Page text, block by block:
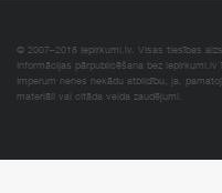
© 2007–2018 Iepirkumi.lv. Visas tiesības
Informācijas pārpublicēšana bez
Imperum nenes nekādu atbildību, ja,
materiāli vai citāda veida zaudējumi.